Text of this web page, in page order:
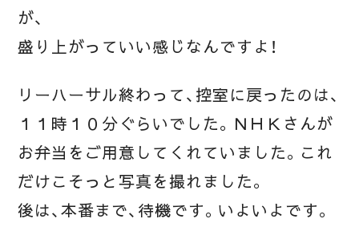
が、
盛り上がっていい感じなんですよ！
リーハーサル終わって、控室に戻ったのは、
１１時１０分ぐらいでした。ＮＨＫさんが
お弁当をご用意してくれていました。これ
だけこそっと写真を撮れました。
後は、本番まで、待機です。いよいよです。